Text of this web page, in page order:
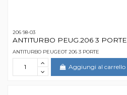
206 98-03
ANTITURBO PEUG.206 3 PORTE
ANTITURBO PEUGEOT 206 3 PORTE
Aggiungi al carrello